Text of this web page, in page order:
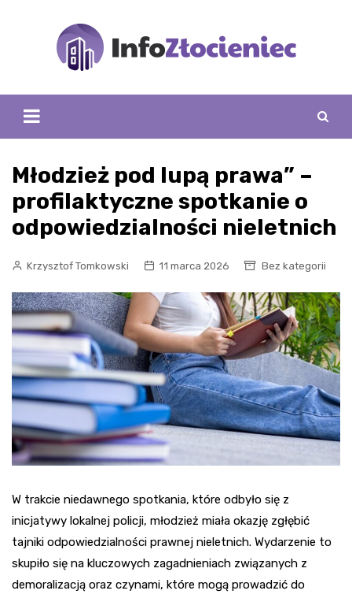
Młodzież pod lupą prawa” –
profilaktyczne spotkanie o
odpowiedzialności nieletnich
Krzysztof Tomkowski 11 marca 2026 Bez kategorii
W trakcie niedawnego spotkania, które odbyło się z
inicjatywy lokalnej policji, młodzież miała okazję zgłębić
tajniki odpowiedzialności prawnej nieletnich. Wydarzenie to
skupiło się na kluczowych zagadnieniach związanych z
demoralizacją oraz czynami, które mogą prowadzić do